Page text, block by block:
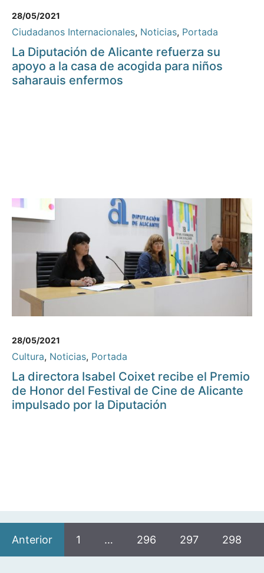
28/05/2021
Ciudadanos Internacionales, Noticias, Portada
La Diputación de Alicante refuerza su
apoyo a la casa de acogida para niños
saharauis enfermos
28/05/2021
Cultura, Noticias, Portada
La directora Isabel Coixet recibe el Premio
de Honor del Festival de Cine de Alicante
impulsado por la Diputación
Anterior 1 … 296 297 298